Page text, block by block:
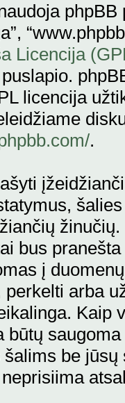
phpBB
Licencija
puslapio.
licencija
.
bus
į
arba
Kaip
būtų
be jūsų